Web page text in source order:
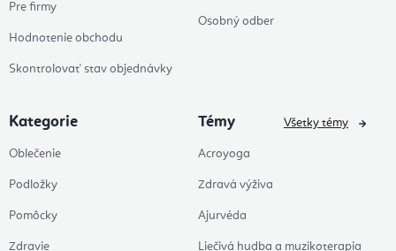
Pre firmy
Hodnotenie obchodu
Skontrolovať stav objednávky
Osobný odber
Kategorie
Oblečenie
Podložky
Pomôcky
Zdravie
Témy
Acroyoga
Zdravá výživa
Ajurvéda
Liečivá hudba a muzikoterapia
Všetky témy